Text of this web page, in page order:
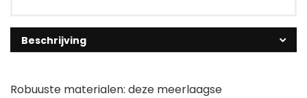
Beschrijving
Robuuste materialen: deze meerlaagse